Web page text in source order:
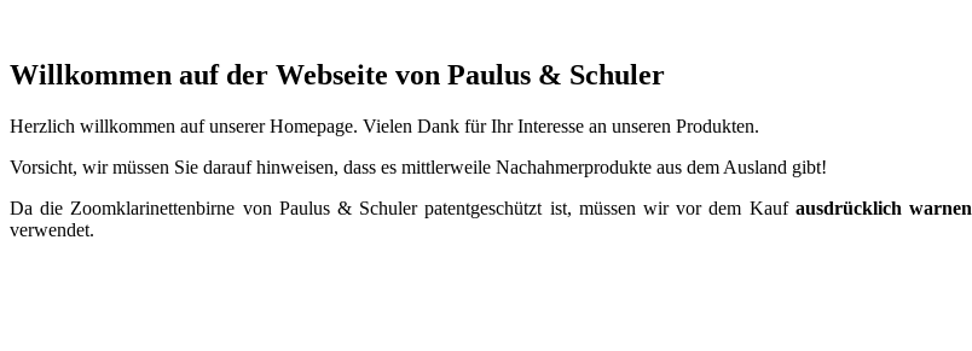
Willkommen auf der Webseite von Paulus & Schuler
Herzlich willkommen auf unserer Homepage. Vielen Dank für Ihr Interesse an unseren Produkten.
Vorsicht, wir müssen Sie darauf hinweisen, dass es mittlerweile Nachahmerprodukte aus dem Ausland gibt!
Da die Zoomklarinettenbirne von Paulus & Schuler patentgeschützt ist, müssen wir vor dem Kauf ausdrücklich warnen
verwendet.